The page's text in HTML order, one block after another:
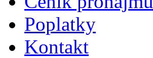
Poplatky
Kontakt